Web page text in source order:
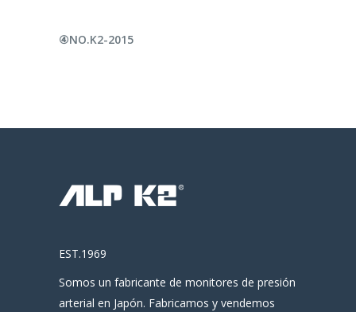
LEER MÁS
④NO.K2-2015
EST.1969
Somos un fabricante de monitores de presión
arterial en Japón. Fabricamos y vendemos